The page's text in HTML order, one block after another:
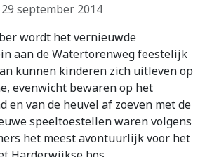
september 2014
wordt het vernieuwde
aan de Watertorenweg feestelijk
kunnen kinderen zich uitleven op
evenwicht bewaren op het
en van de heuvel af zoeven met de
speeltoestellen waren volgens
het meest avontuurlijk voor het